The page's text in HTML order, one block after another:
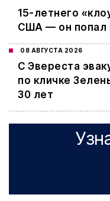
15-летнего
США — он попал
08 АВГУСТА 2026
С Эвереста
по кличке
30 лет